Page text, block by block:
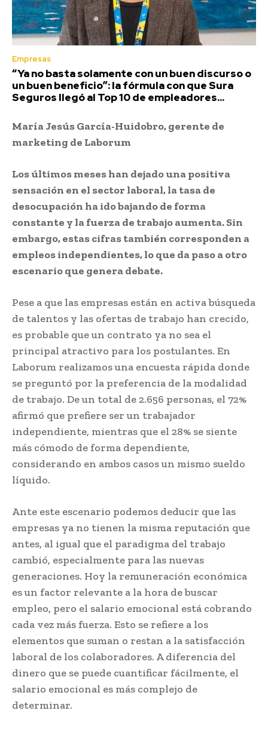
Empresas
“Ya no basta solamente con un buen discurso o
un buen beneficio”: la fórmula con que Sura
Seguros llegó al Top 10 de empleadores...
María Jesús García-Huidobro, gerente de
marketing de Laborum
Los últimos meses han dejado una positiva
sensación en el sector laboral, la tasa de
desocupación ha ido bajando de forma
constante y la fuerza de trabajo aumenta. Sin
embargo, estas cifras también corresponden a
empleos independientes, lo que da paso a otro
escenario que genera debate.
Pese a que las empresas están en activa búsqueda
de talentos y las ofertas de trabajo han crecido,
es probable que un contrato ya no sea el
principal atractivo para los postulantes. En
Laborum realizamos una encuesta rápida donde
se preguntó por la preferencia de la modalidad
de trabajo. De un total de 2.656 personas, el 72%
afirmó que prefiere ser un trabajador
independiente, mientras que el 28% se siente
más cómodo de forma dependiente,
considerando en ambos casos un mismo sueldo
líquido.
Ante este escenario podemos deducir que las
empresas ya no tienen la misma reputación que
antes, al igual que el paradigma del trabajo
cambió, especialmente para las nuevas
generaciones. Hoy la remuneración económica
es un factor relevante a la hora de buscar
empleo, pero el salario emocional está cobrando
cada vez más fuerza. Esto se refiere a los
elementos que suman o restan a la satisfacción
laboral de los colaboradores. A diferencia del
dinero que se puede cuantificar fácilmente, el
salario emocional es más complejo de
determinar.